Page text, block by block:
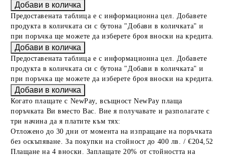
Предоставената таблица е с информационна цел. Добавете
продукта в количката си с бутона "Добави в количката" и
при поръчка ще можете да изберете броя вноски на кредита.
Предоставената таблица е с информационна цел. Добавете
продукта в количката си с бутона "Добави в количката" и
при поръчка ще можете да изберете броя вноски на кредита.
Когато плащате с NewPay, всъщност NewPay плаща
поръчката Ви вместо Вас. Вие я получавате и разполагате с
три начина да я платите към тях:
Отложено до 30 дни от момента на изпращане на поръчката
без оскъпяване. За покупки на стойност до 400 лв. / €204,52
Плащане на 4 вноски. Заплащате 20% от стойността на